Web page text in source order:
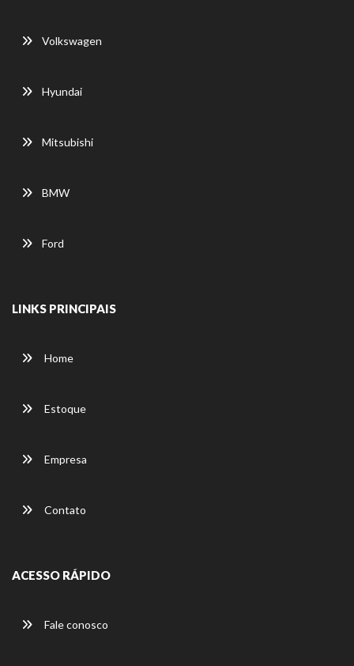
Volkswagen
Hyundai
Mitsubishi
BMW
Ford
LINKS PRINCIPAIS
Home
Estoque
Empresa
Contato
ACESSO RÁPIDO
Fale conosco